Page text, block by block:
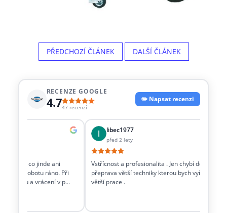
PŘEDCHOZÍ ČLÁNEK DALŠÍ ČLÁNEK
RECENZE GOOGLE
4.747 recenzí
✏️ Napsat recenzi
věci co jinde ani
v sobotu ráno. Při
a vrácení v p…
libec1977
před 2 lety
Vstřícnost a profesionalita . Jen chybí dořešit i
přeprava větší techniky kterou bych vyřešil
větší prace .